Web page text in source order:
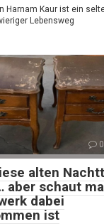
Harnam Kaur ist ein
Lebensweg
0
alten
aber schaut
dabei
ist